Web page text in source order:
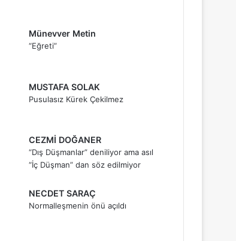
Münevver Metin
“Eğreti”
MUSTAFA SOLAK
Pusulasız Kürek Çekilmez
CEZMİ DOĞANER
“Dış Düşmanlar” deniliyor ama asıl
“İç Düşman” dan söz edilmiyor
NECDET SARAÇ
Normalleşmenin önü açıldı